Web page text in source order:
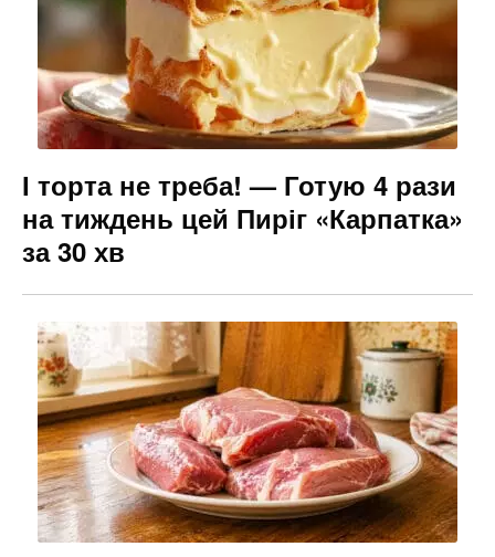
І торта не треба! — Готую 4 рази
на тиждень цей Пиріг «Карпатка»
за 30 хв